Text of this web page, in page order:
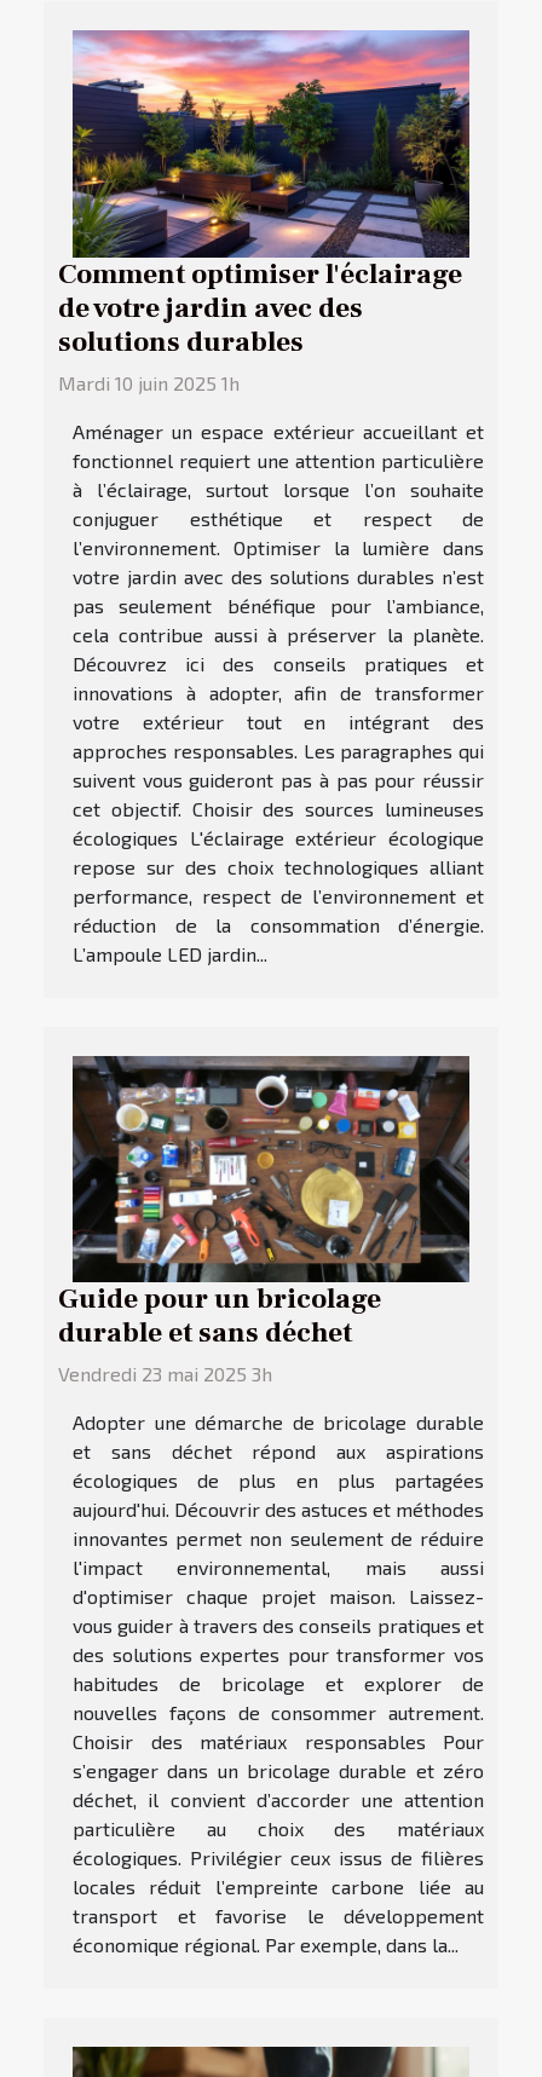
Comment optimiser l'éclairage
de votre jardin avec des
solutions durables
Mardi 10 juin 2025 1h
Aménager un espace extérieur accueillant et
fonctionnel requiert une attention particulière
à l’éclairage, surtout lorsque l’on souhaite
conjuguer esthétique et respect de
l’environnement. Optimiser la lumière dans
votre jardin avec des solutions durables n’est
pas seulement bénéfique pour l’ambiance,
cela contribue aussi à préserver la planète.
Découvrez ici des conseils pratiques et
innovations à adopter, afin de transformer
votre extérieur tout en intégrant des
approches responsables. Les paragraphes qui
suivent vous guideront pas à pas pour réussir
cet objectif. Choisir des sources lumineuses
écologiques L'éclairage extérieur écologique
repose sur des choix technologiques alliant
performance, respect de l’environnement et
réduction de la consommation d’énergie.
L’ampoule LED jardin...
Guide pour un bricolage
durable et sans déchet
Vendredi 23 mai 2025 3h
Adopter une démarche de bricolage durable
et sans déchet répond aux aspirations
écologiques de plus en plus partagées
aujourd'hui. Découvrir des astuces et méthodes
innovantes permet non seulement de réduire
l'impact environnemental, mais aussi
d'optimiser chaque projet maison. Laissez-
vous guider à travers des conseils pratiques et
des solutions expertes pour transformer vos
habitudes de bricolage et explorer de
nouvelles façons de consommer autrement.
Choisir des matériaux responsables Pour
s’engager dans un bricolage durable et zéro
déchet, il convient d’accorder une attention
particulière au choix des matériaux
écologiques. Privilégier ceux issus de filières
locales réduit l’empreinte carbone liée au
transport et favorise le développement
économique régional. Par exemple, dans la...